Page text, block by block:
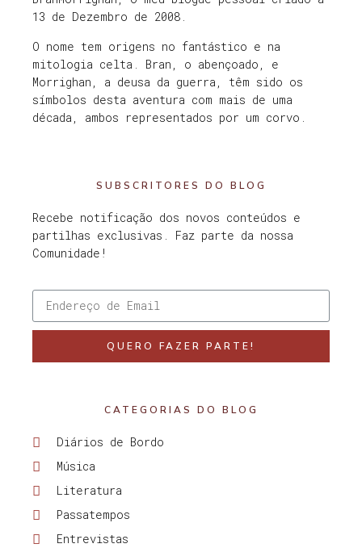
13 de Dezembro de 2008.
O nome tem origens no fantástico e na
mitologia celta. Bran, o abençoado, e
Morrighan, a deusa da guerra, têm sido os
símbolos desta aventura com mais de uma
década, ambos representados por um corvo.
SUBSCRITORES DO BLOG
Recebe notificação dos novos conteúdos e
partilhas exclusivas. Faz parte da nossa
Comunidade!
QUERO FAZER PARTE!
CATEGORIAS DO BLOG
Diários de Bordo
Música
Literatura
Passatempos
Entrevistas